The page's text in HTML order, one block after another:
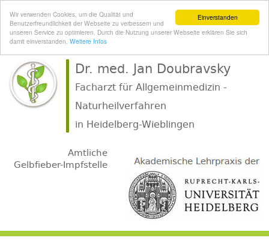
Einverstanden
Wir verwenden Cookies, um die Qualität und
Benutzerfreundlichkeit der Webseite zu verbessern und
unseren Service zu optimieren. Durch die Nutzung unserer Webseite erklären Sie sich
damit einverstanden. Weitere Infos
Dr. med. Jan Doubravsky
Facharzt für Allgemeinmedizin -
Naturheilverfahren
in Heidelberg-Wieblingen
Amtliche
Gelbfieber-Impfstelle